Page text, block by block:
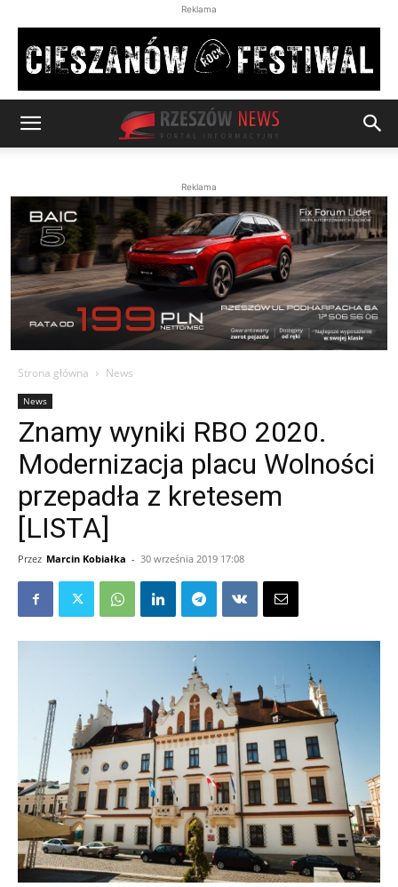
Reklama
Reklama
Strona główna News
News
Znamy wyniki RBO 2020.
Modernizacja placu Wolności
przepadła z kretesem
[LISTA]
Przez Marcin Kobiałka - 30 września 2019 17:08